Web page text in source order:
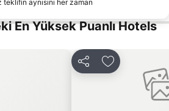
Eftalou
Anaxos
Mistegna Feast
Traditional Settlement of Panaghiouda
aynısını her zaman
En Yüksek Puanlı Hotels
Paylaş Favorilerime